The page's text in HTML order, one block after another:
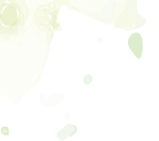
dla dzieci i